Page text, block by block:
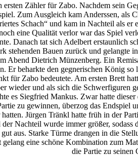
Zähler für Zabo. Nachdem sein
Zum Ausgleich kam Anderssen, als
Schach“ und kam in Nachteil als
eine Qualität verlor war das Spiel
Danach tat sich Adelbert erstaunlich
stehenden Bauen zurück und gelangte
Abend Dietrich Münzenberg. Ein
Er beharkte den gegnerischen König
für Zabo bedeutete. Am ersten Brett
wieder und als sich die Schwerfiguren
es Siegfried Mankus. Zwar hatte
zu gewinnen, überzog das
Jürgen Tränkl hatte früh in der
Nachteil wurde immer größer,
aus. Starke Türme drangen in die
eine schöne Kombination zum
die Partie zu seinen